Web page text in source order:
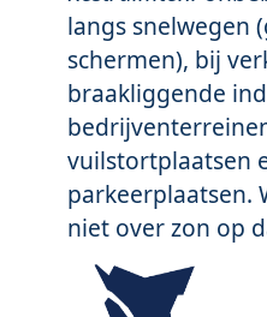
langs snelwegen
schermen), bij
braakliggende
vuilstortplaatsen
parkeerplaatsen.
niet over zon op